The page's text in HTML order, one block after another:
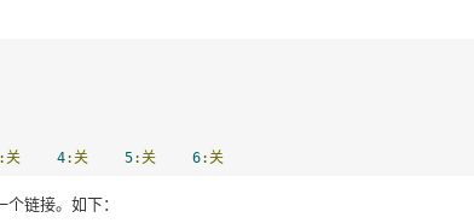
关 4:关 5:关 6:关
链接。如下：